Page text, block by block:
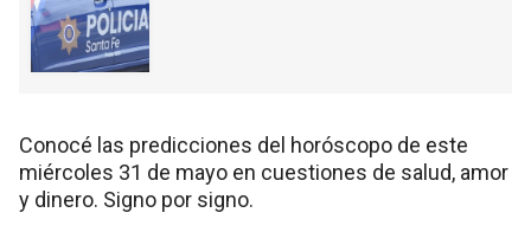
Conocé las predicciones del horóscopo de este
miércoles 31 de mayo en cuestiones de salud, amor
y dinero. Signo por signo.